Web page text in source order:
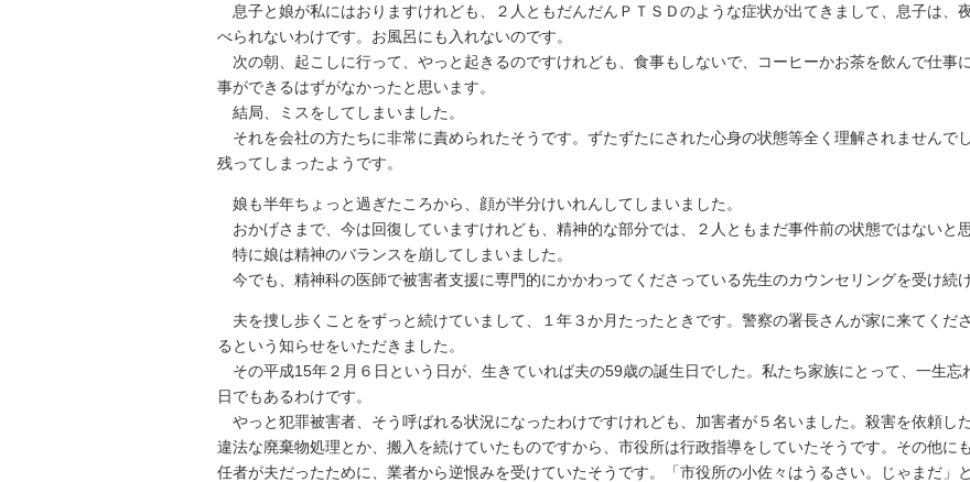
息子と娘が私にはおりますけれども、２人ともだんだんＰＴＳＤのような症状が出てきまして、息子は、
べられないわけです。お風呂にも入れないのです。
次の朝、起こしに行って、やっと起きるのですけれども、食事もしないで、コーヒーかお茶を飲んで仕事
事ができるはずがなかったと思います。
結局、ミスをしてしまいました。
それを会社の方たちに非常に責められたそうです。ずたずたにされた心身の状態等全く理解されませんで
残ってしまったようです。
娘も半年ちょっと過ぎたころから、顔が半分けいれんしてしまいました。
おかげさまで、今は回復していますけれども、精神的な部分では、２人ともまだ事件前の状態ではないと思
特に娘は精神のバランスを崩してしまいました。
今でも、精神科の医師で被害者支援に専門的にかかわってくださっている先生のカウンセリングを受け続け
夫を捜し歩くことをずっと続けていまして、１年３か月たったときです。警察の署長さんが家に来てくだ
るという知らせをいただきました。
その平成15年２月６日という日が、生きていれば夫の59歳の誕生日でした。私たち家族にとって、一生忘
日でもあるわけです。
やっと犯罪被害者、そう呼ばれる状況になったわけですけれども、加害者が５名いました。殺害を依頼し
違法な廃棄物処理とか、搬入を続けていたものですから、市役所は行政指導をしていたそうです。その他に
任者が夫だったために、業者から逆恨みを受けていたそうです。「市役所の小佐々はうるさい。じゃまだ」